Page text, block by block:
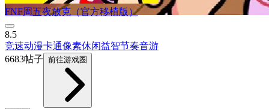
FNF周五夜放克（官方移植版）
8.5
竞速动漫卡通像素休闲益智节奏音游
6683帖子 前往游戏圈